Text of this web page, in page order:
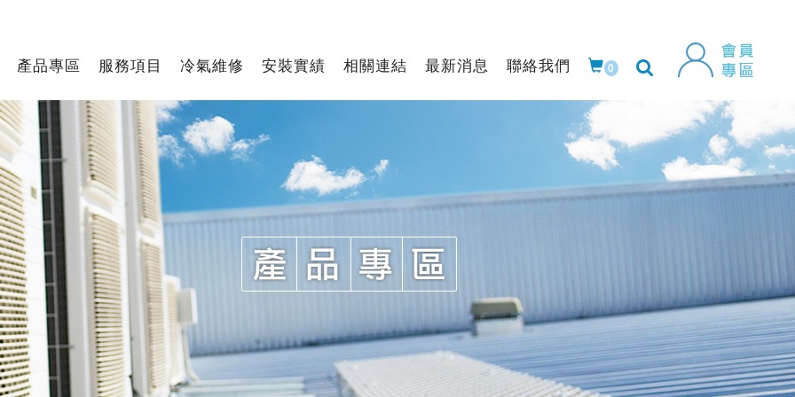
產品專區 服務項目 冷氣維修 安裝實績 相關連結 最新消息 聯絡我們 0